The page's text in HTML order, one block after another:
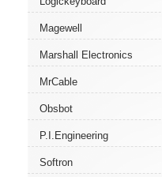
Magewell
Marshall Electronics
MrCable
Obsbot
P.I.Engineering
Softron